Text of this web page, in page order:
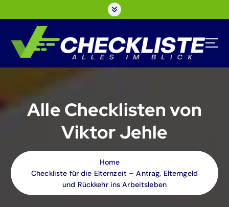
Alle Checklisten von
Viktor Jehle
Home
Checkliste für die Elternzeit – Antrag, Elterngeld
und Rückkehr ins Arbeitsleben